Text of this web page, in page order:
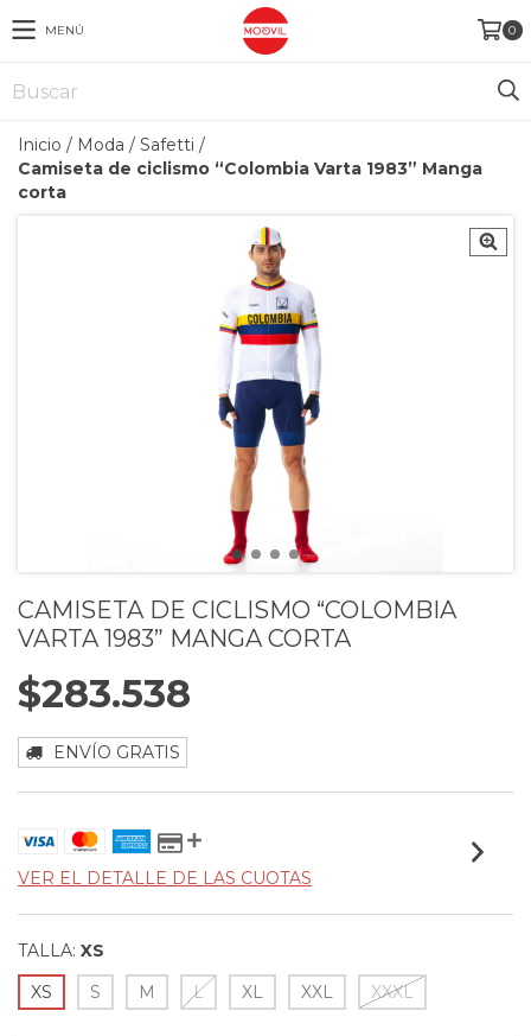
MENÚ 0
Inicio / Moda / Safetti /
Camiseta de ciclismo “Colombia Varta 1983” Manga
corta
CAMISETA DE CICLISMO “COLOMBIA
VARTA 1983” MANGA CORTA
$283.538
ENVÍO GRATIS
VER EL DETALLE DE LAS CUOTAS
TALLA: XS
XS
S M L XL XXL XXXL